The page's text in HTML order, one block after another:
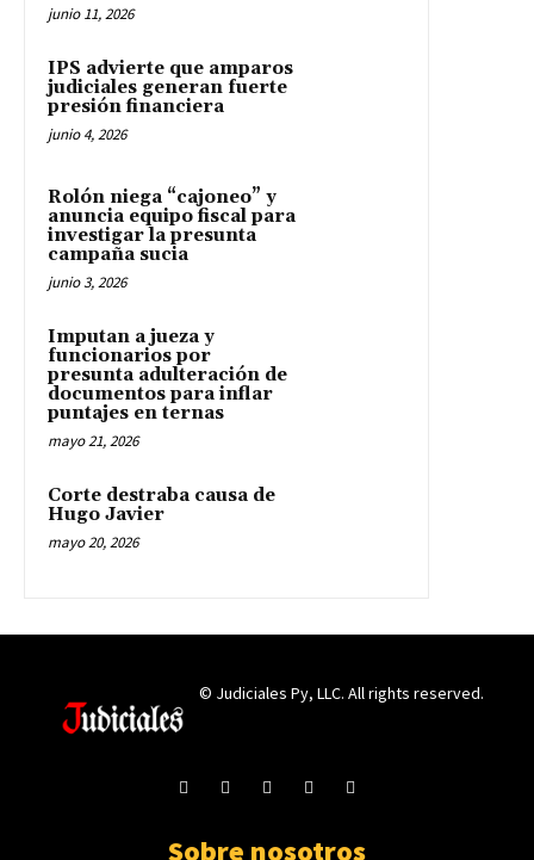
junio 11, 2026
IPS advierte que amparos
judiciales generan fuerte
presión financiera
junio 4, 2026
Rolón niega “cajoneo” y
anuncia equipo fiscal para
investigar la presunta
campaña sucia
junio 3, 2026
Imputan a jueza y
funcionarios por
presunta adulteración de
documentos para inflar
puntajes en ternas
mayo 21, 2026
Corte destraba causa de
Hugo Javier
mayo 20, 2026
© Judiciales Py, LLC. All rights reserved.
Sobre nosotros